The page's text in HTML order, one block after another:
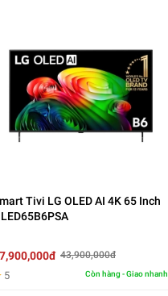
Tivi LG OLED AI 4K 65 Inch
43,900,000đ
5 Còn hàng - Giao nhanh